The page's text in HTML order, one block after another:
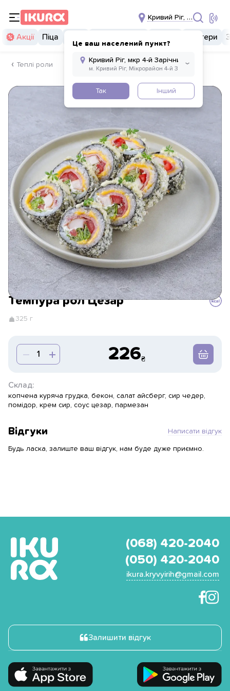
Кривий Ріг, мкр 4-й
Це ваш населений пункт?
Так Інший
Акції Піца Бургери
Теплі роли
Темпура рол Цезар
325 г
226
Склад:
копчена куряча грудка, бекон, салат айсберг, сир чедер,
помідор, крем сир, соус цезар, пармезан
Відгуки Написати відгук
Будь ласка, залиште ваш відгук, нам буде дуже приємно.
(068) 420-2040
(050) 420-2040
ikura.kryvyirih@gmail.com
Залишити відгук